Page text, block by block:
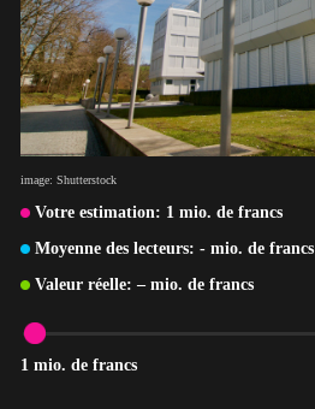
image: Shutterstock
Votre estimation: 1 mio. de francs
Moyenne des lecteurs: - mio. de francs
Valeur réelle: – mio. de francs
1 mio. de francs